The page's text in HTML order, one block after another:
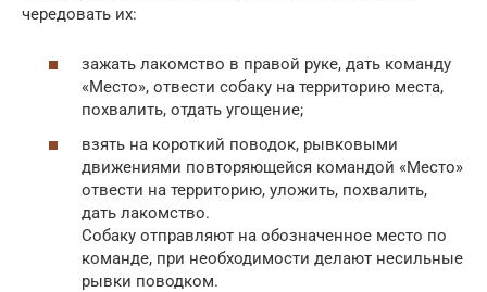
чередовать их:
зажать лакомство в правой руке, дать команду
«Место», отвести собаку на территорию места,
похвалить, отдать угощение;
взять на короткий поводок, рывковыми
движениями повторяющейся командой «Место»
отвести на территорию, уложить, похвалить,
дать лакомство.
Собаку отправляют на обозначенное место по
команде, при необходимости делают несильные
рывки поводком.